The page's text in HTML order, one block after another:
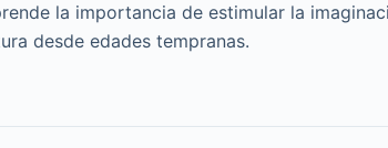
la importancia de estimular la
desde edades tempranas.